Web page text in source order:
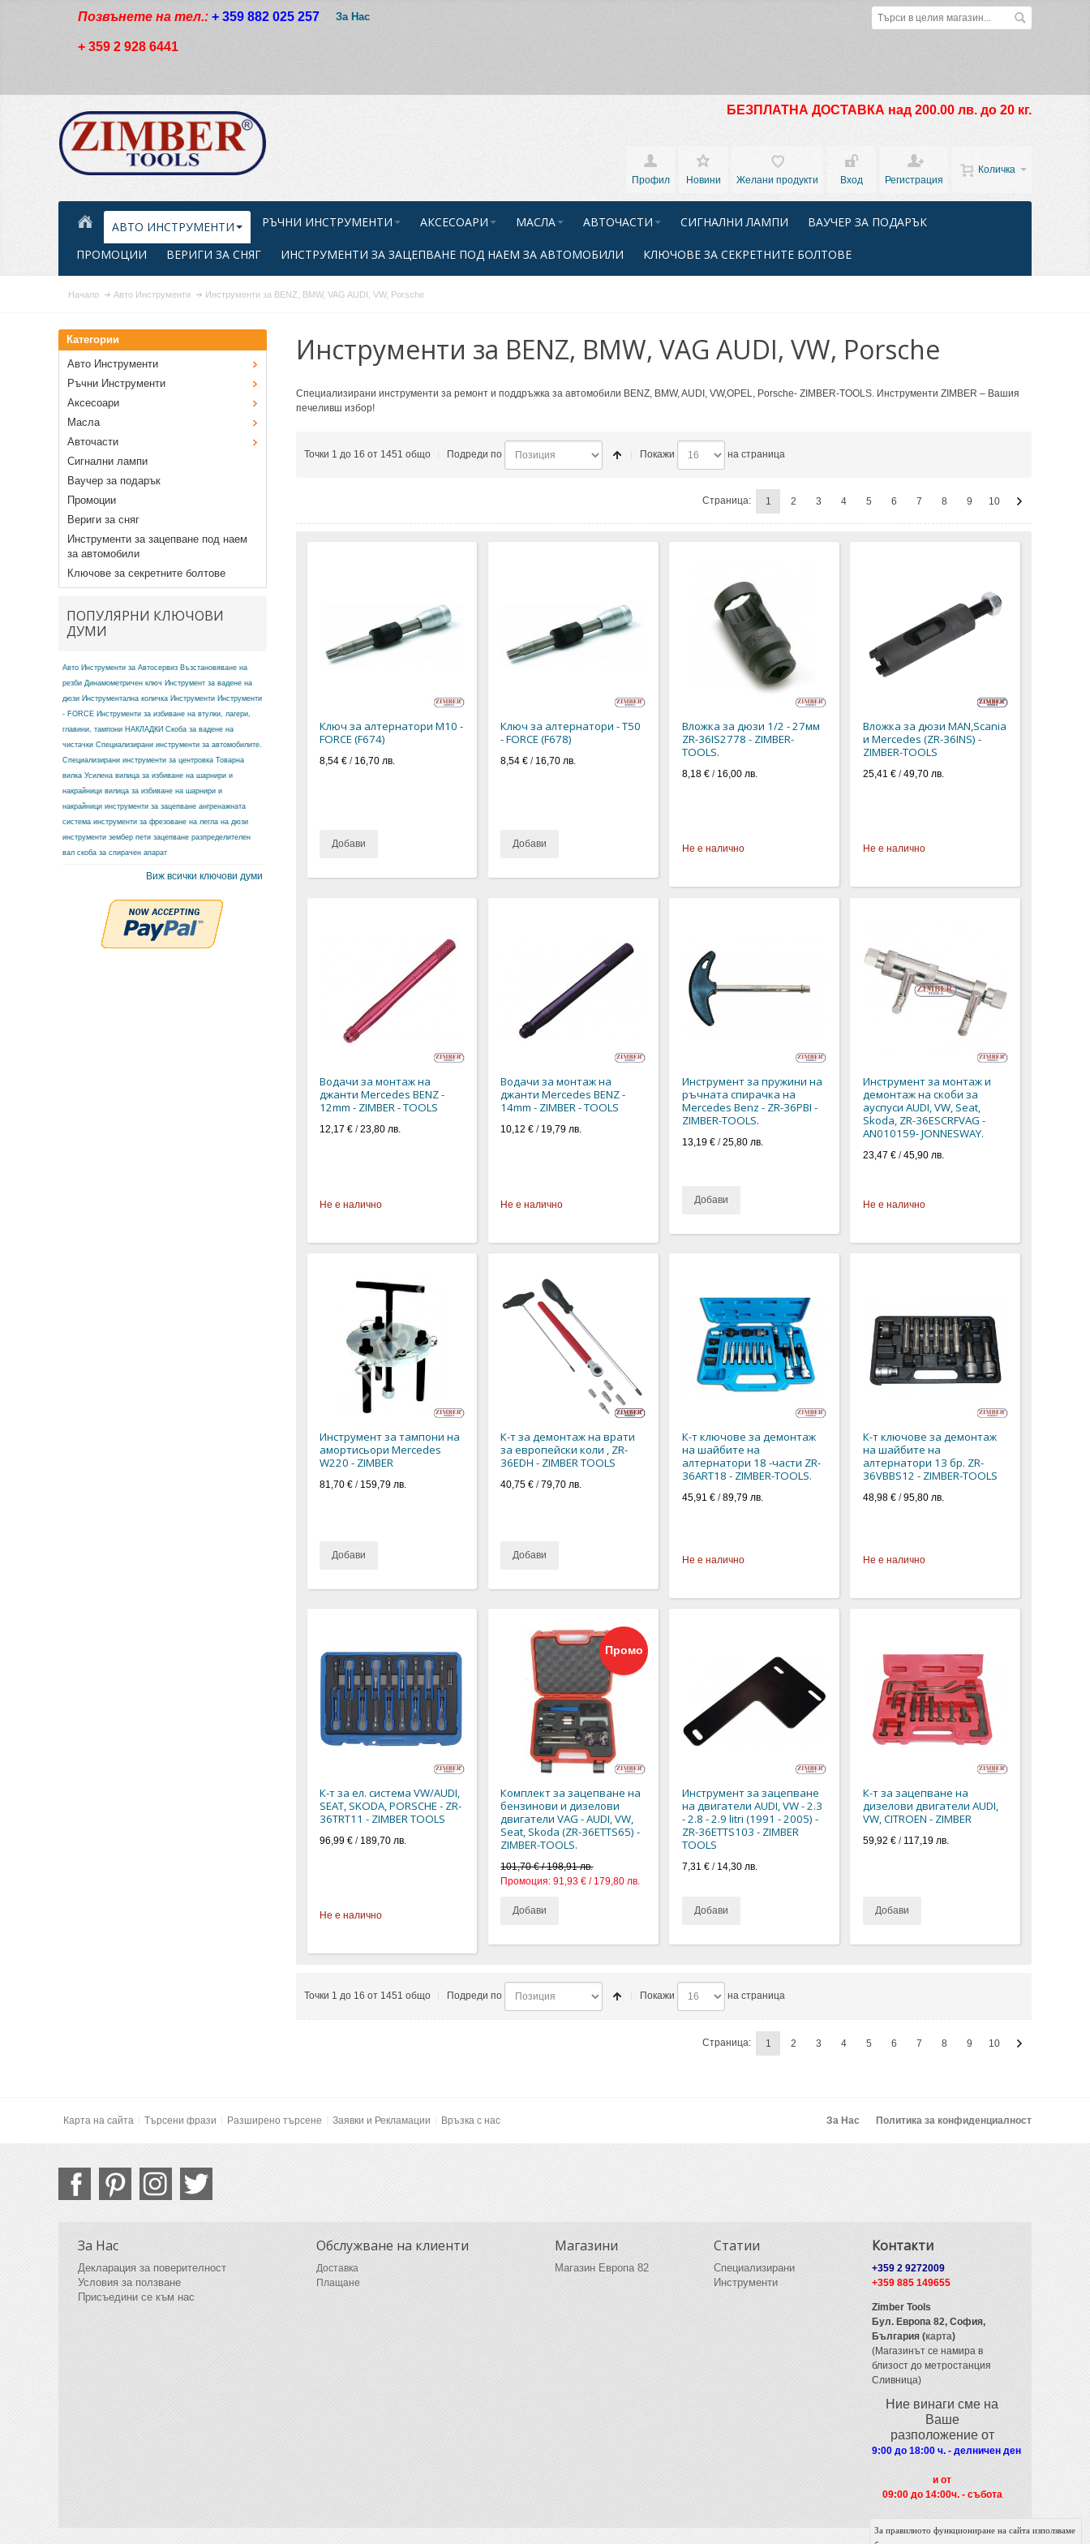
Позвънете на тел.: + 359 882 025 257
+ 359 2 928 6441
За Нас
БЕЗПЛАТНА ДОСТАВКА над 200.00 лв. до 20 кг.
Количка
Профил
Новини Желани продукти Вход Регистрация
АВТО ИНСТРУМЕНТИ РЪЧНИ ИНСТРУМЕНТИ АКСЕСОАРИ МАСЛА АВТОЧАСТИ СИГНАЛНИ ЛАМПИ ВАУЧЕР ЗА ПОДАРЪК
ПРОМОЦИИ ВЕРИГИ ЗА СНЯГ ИНСТРУМЕНТИ ЗА ЗАЦЕПВАНЕ ПОД НАЕМ ЗА АВТОМОБИЛИ КЛЮЧОВЕ ЗА СЕКРЕТНИТЕ БОЛТОВЕ
Начало Авто Инструменти Инструменти за BENZ, BMW, VAG AUDI, VW, Porsche
Инструменти за BENZ, BMW, VAG AUDI, VW, Porsche
Специализирани инструменти за ремонт и поддръжка за автомобили BENZ, BMW, AUDI, VW,OPEL, Porsche- ZIMBER-TOOLS. Инструменти ZIMBER – Вашия
печеливш избор!
Точки 1 до 16 от 1451 общо Подреди по Покажи на страница
Страница: 1 2 3 4 5 6 7 8 9 10
Ключ за алтернатори M10 -
FORCE (F674)
8,54 € / 16,70 лв.
Добави
Ключ за алтернатори - T50
- FORCE (F678)
8,54 € / 16,70 лв.
Добави
Вложка за дюзи 1/2 - 27мм
ZR-36IS2778 - ZIMBER-
TOOLS.
8,18 €/ 16,00 лв.
Не е налично
Вложка за дюзи MAN,Scania
и Mercedes (ZR-36INS) -
ZIMBER-TOOLS
25,41 € /49,70 лв.
Не е налично
Водачи за монтаж на
джанти Mercedes BENZ -
12mm - ZIMBER - TOOLS
12,17 € /23,80 лв.
Не е налично
Водачи за монтаж на
джанти Mercedes BENZ -
14mm - ZIMBER - TOOLS
10,12 € / 19,79 лв.
Не е налично
Инструмент за пружини на
ръчната спирачка на
Mercedes Benz - ZR-36PBI -
ZIMBER-TOOLS.
13,19 €/25,80 лв.
Добави
Инструмент за монтаж и
демонтаж на скоби за
ауспуси AUDI, VW, Seat,
Skoda, ZR-36ESCRFVAG -
AN010159- JONNESWAY.
23,47 € /45,90 лв.
Не е налично
Инструмент за тампони на
амортисьори Mercedes
W220 - ZIMBER
81,70 € / 159,79 лв.
Добави
К-т за демонтаж на врати
за европейски коли , ZR-
36EDH - ZIMBER TOOLS
40,75 € /79,70 лв.
Добави
К-т ключове за демонтаж
на шайбите на
алтернатори 18 -части ZR-
36ART18 - ZIMBER-TOOLS.
45,91 €/89,79 лв.
Не е налично
К-т ключове за демонтаж
на шайбите на
алтернатори 13 бр. ZR-
36VBBS12 - ZIMBER-TOOLS
48,98 € /95,80 лв.
Не е налично
К-т за ел. система VW/AUDI,
SEAT, SKODA, PORSCHE - ZR-
36TRT11 - ZIMBER TOOLS
96,99 € / 189,70 лв.
Не е налично
Промо
Комплект за зацепване на
бензинови и дизелови
двигатели VAG - AUDI, VW,
Seat, Skoda (ZR-36ETTS65) -
ZIMBER-TOOLS.
101,70 € / 198,91 лв.
Промоция: 91,93 € / 179,80 лв.
Добави
Инструмент за зацепване
на двигатели AUDI, VW - 2.3
- 2.8 - 2.9 litri (1991 - 2005) -
ZR-36ETTS103 - ZIMBER
TOOLS
7,31 €/ 14,30 лв.
Добави
К-т за зацепване на
дизелови двигатели AUDI,
VW, CITROEN - ZIMBER
59,92 € / 117,19 лв.
Добави
Точки 1 до 16 от 1451 общо Подреди по Покажи на страница
Страница: 1 2 3 4 5 6 7 8 9 10
Категории
Авто Инструменти
Ръчни Инструменти
Аксесоари
Масла
Авточасти
Сигнални лампи
Ваучер за подарък
Промоции
Вериги за сняг
Инструменти за зацепване под наем
за автомобили
Ключове за секретните болтове
ПОПУЛЯРНИ КЛЮЧОВИ
ДУМИ
Авто Инструменти за Автосервиз Възстановяване на
резби Динамометричен ключ Инструмент за вадене на
дюзи Инструментална количка Инструменти Инструменти
- FORCE Инструменти за избиване на втулки, лагери,
главини, тампони НАКЛАДКИ Скоба за вадене на
чистачки Специализирани инструменти за автомобилите.
Специализирани инструменти за центровка Товарна
вилка Усилена вилица за избиване на шарнири и
накрайници вилица за избиване на шарнири и
накрайници инструменти за зацепване ангренажната
система инструменти за фрезоване на легла на дюзи
инструменти зембер пети зацепване разпределителен
вал скоба за спирачен апарат
Виж всички ключови думи
Карта на сайта Търсени фрази Разширено търсене Заявки и Рекламации Връзка с нас За Нас Политика за конфиденциалност
За Нас
Декларация за поверителност
Условия за ползване
Присъедини се към нас
Обслужване на клиенти
Доставка
Плащане
Магазини
Магазин Европа 82
Статии
Специализирани
Инструменти
Контакти
+359 2 9272009
+359 885 149655
Zimber Tools
Бул. Европа 82,София,
България (карта)
(Магазинът се намира в
близост до метростанция
Сливница)
Ние винаги сме на
Ваше
разположение от
9:00 до 18:00 ч. - делничен ден
и от
09:00 до 14:00ч. - събота
За правилното функциониране на сайта използваме